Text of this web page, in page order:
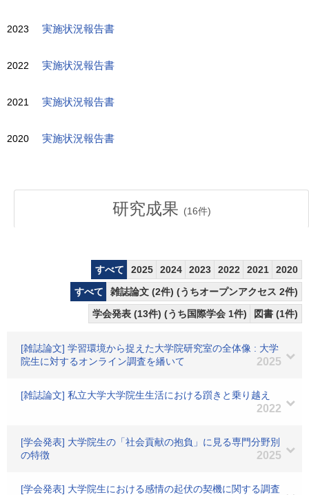
2023 実施状況報告書
2022 実施状況報告書
2021 実施状況報告書
2020 実施状況報告書
研究成果 (16件)
すべて 2025 2024 2023 2022 2021
2020
すべて
雑誌論文 (2件) (うちオープンアクセス 2件)
学会発表 (13件) (うち国際学会 1件)
図書 (1件)
[雑誌論文] 学習環境から捉えた大学院研究室の全体像 : 大学
院生に対するオンライン調査を繙いて
2025
[雑誌論文] 私立大学大学院生生活における躓きと乗り越え
2022
[学会発表] 大学院生の「社会貢献の抱負」に見る専門分野別
の特徴
2025
[学会発表] 大学院生における感情の起伏の契機に関する調査